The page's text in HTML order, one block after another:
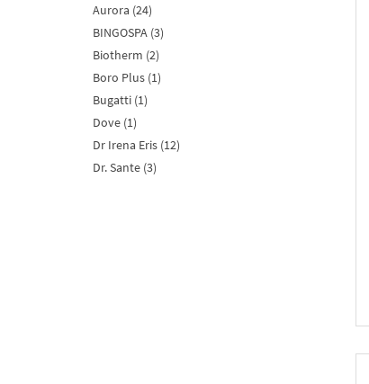
Aurora (24)
BINGOSPA (3)
Biotherm (2)
Boro Plus (1)
Bugatti (1)
Dove (1)
Dr Irena Eris (12)
Dr. Sante (3)